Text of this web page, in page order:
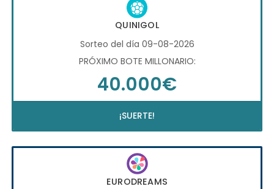
QUINIGOL
Sorteo del día 09-08-2026
PRÓXIMO BOTE MILLONARIO:
40.000€
¡SUERTE!
EURODREAMS